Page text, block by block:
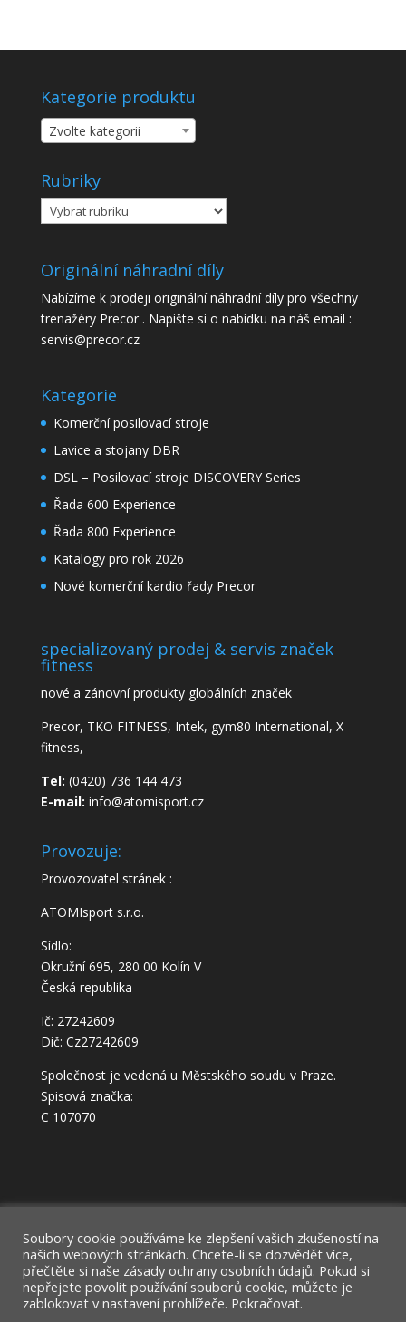
Kategorie produktu
Zvolte kategorii
Rubriky
Rubriky
Originální náhradní díly
Nabízíme k prodeji originální náhradní díly pro všechny
trenažéry Precor . Napište si o nabídku na náš email :
servis@precor.cz
Kategorie
Komerční posilovací stroje
Lavice a stojany DBR
DSL – Posilovací stroje DISCOVERY Series
Řada 600 Experience
Řada 800 Experience
Katalogy pro rok 2026
Nové komerční kardio řady Precor
specializovaný prodej & servis značek
fitness
nové a zánovní produkty globálních značek
Precor, TKO FITNESS, Intek, gym80 International, X
fitness,
Tel: (0420) 736 144 473
E-mail: info@atomisport.cz
Provozuje:
Provozovatel stránek :
ATOMIsport s.r.o.
Sídlo:
Okružní 695, 280 00 Kolín V
Česká republika
Ič: 27242609
Dič: Cz27242609
Společnost je vedená u Městského soudu v Praze.
Spisová značka:
C 107070
Můj účet
Domů
Ochrana osobních údajů – GDPR
Soubory cookie používáme ke zlepšení vašich zkušeností na
našich webových stránkách. Chcete-li se dozvědět více,
přečtěte si naše zásady ochrany osobních údajů. Pokud si
nepřejete povolit používání souborů cookie, můžete je
zablokovat v nastavení prohlížeče. Pokračovat.